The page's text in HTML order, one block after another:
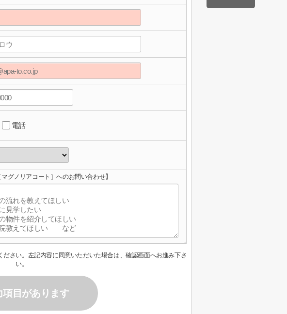
電話
マグノリアコート］へのお問い合わせ】
ださい。左記内容に同意いただいた場合は、確認画面へお進み下さ
い。
項目があります